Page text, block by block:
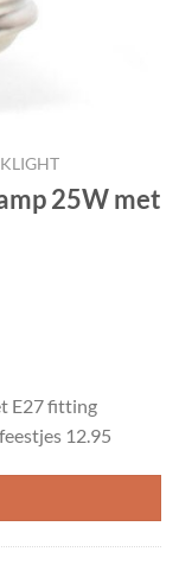
25W met
E27 fitting
12.95